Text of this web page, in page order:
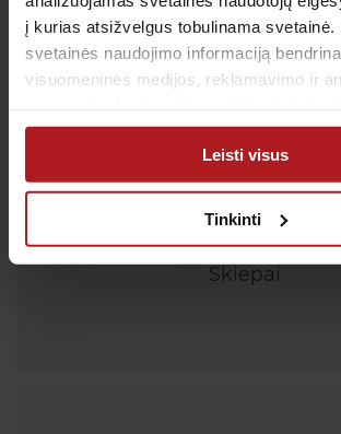
į kurias atsižvelgus tobulinama svetainė.
svetainės naudojimo informaciją
visuomeninės medijos, reklamavimo ir
arba naudojant paslaugas surinktos
Leisti visus
Tinkinti
Paslaugos
Skiepai